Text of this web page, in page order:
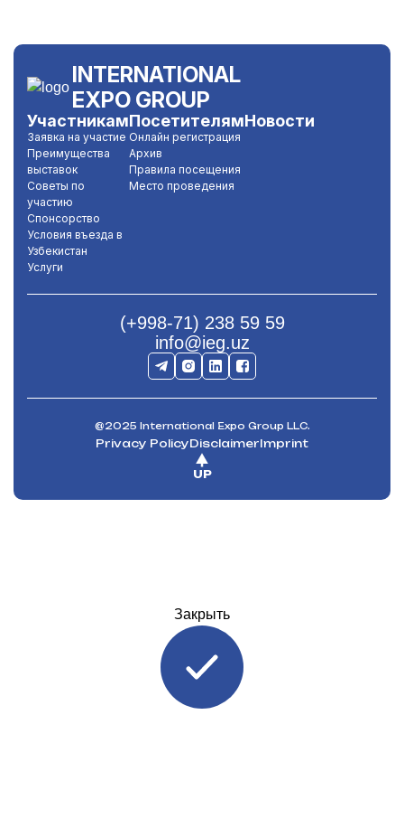
INTERNATIONAL
EXPO GROUP
Участникам
Заявка на участие
Преимущества
выставок
Советы по
участию
Спонсорство
Условия въезда в
Узбекистан
Услуги
Посетителям
Онлайн регистрация
Архив
Правила посещения
Место проведения
Новости
(+998-71) 238 59 59
info@ieg.uz
@2025 International Expo Group LLC.
Privacy PolicyDisclaimerImprint
UP
Закрыть